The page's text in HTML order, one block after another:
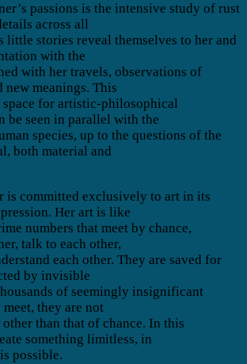
passions is the intensive study of rust
across all
little stories reveal themselves to her and
with the
with her travels, observations of
new meanings. This
for artistic-philosophical
be seen in parallel with the
species, up to the questions of the
both material and
is committed exclusively to art in its
Her art is like
numbers that meet by chance,
talk to each other,
each other. They are saved for
by invisible
of seemingly insignificant
they are not
than that of chance. In this
something limitless, in
possible.